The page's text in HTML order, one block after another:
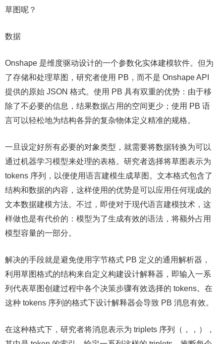
草图呢？
数据
Onshape 是维度驱动设计的一个参数化实体建模软件。但为
了存储和处理草图，研究者使用 PB，而不是 Onshape API
提供的原始 JSON 格式。使用 PB 具有双重的优势：由于移
除了不必要的信息，结果数据占用的空间更少；使用 PB 语
言可以轻松地为结构各异的复杂物体定义精准的规格。
一旦设定好所有必要的对象类型，就需要将数据转换为可以
通过机器学习模型来处理的表格。研究者选择将草图表示为
tokens 序列，以便使用语言建模生成草图。文本格式包含了
结构和数据的内容，这样使用的优势是可以应用任何现成的
文本数据建模方法。不过，即使对于现代语言建模技术，这
样做也是有代价的：模型为了生成有效的语法，将额外占用
模型容量的一部分。
解决的手段就是避免使用字节格式 PB 定义的通用解析器，
利用草图格式的结构来自定义构建设计解释器，即输入一系
列代表草图创建过程中各个决策步骤有效选择的 tokens。在
这种 tokens 序列的格式下设计解释器会导致 PB 消息有效。
在这种格式下，研究者将消息表示为 triplets 序列（，，），